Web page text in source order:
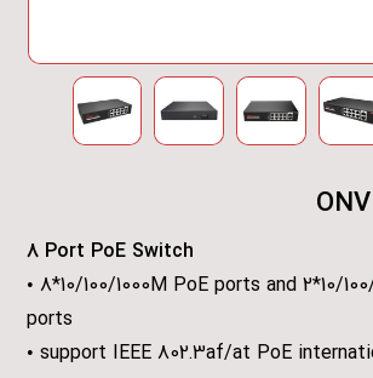
8 Port PoE Switch
• 8*10/100/1000M PoE ports and 2*10/
ports
• support IEEE 802.3af/at PoE